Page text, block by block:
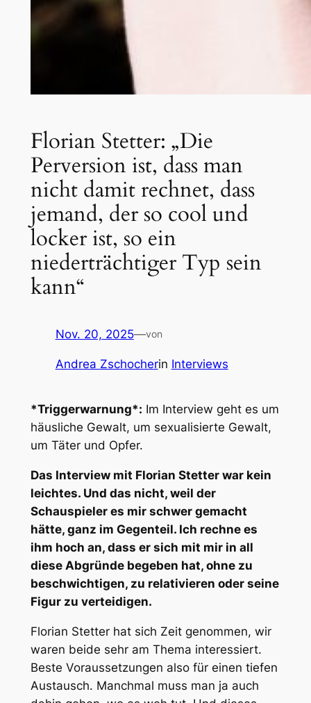
Florian Stetter: „Die
Perversion ist, dass man
nicht damit rechnet, dass
jemand, der so cool und
locker ist, so ein
niederträchtiger Typ sein
kann“
Nov. 20, 2025—von
Andrea Zschocherin Interviews
*Triggerwarnung*: Im Interview geht es um
häusliche Gewalt, um sexualisierte Gewalt,
um Täter und Opfer.
Das Interview mit Florian Stetter war kein
leichtes. Und das nicht, weil der
Schauspieler es mir schwer gemacht
hätte, ganz im Gegenteil. Ich rechne es
ihm hoch an, dass er sich mit mir in all
diese Abgründe begeben hat, ohne zu
beschwichtigen, zu relativieren oder seine
Figur zu verteidigen.
Florian Stetter hat sich Zeit genommen, wir
waren beide sehr am Thema interessiert.
Beste Voraussetzungen also für einen tiefen
Austausch. Manchmal muss man ja auch